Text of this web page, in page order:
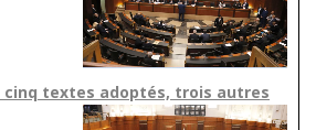
cinq textes adoptés, trois autres